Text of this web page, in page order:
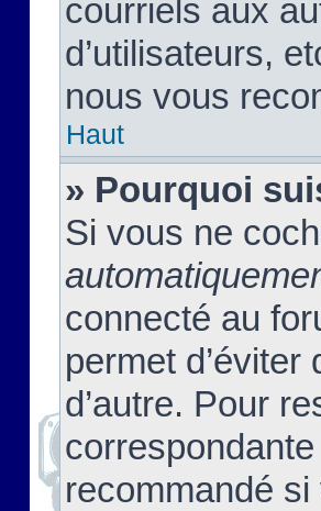
courriels aux
d’utilisateurs,
nous vous
Haut
» Pourquoi
Si vous ne
connecté au
permet
d’autre. Pour
recommandé